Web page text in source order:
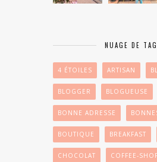
NUAGE DE
4 ÉTOILES ARTISAN
BLOGGER BLOGUEUSE
BONNE ADRESSE
BOUTIQUE BREAKFAST
CHOCOLAT COFFEE-